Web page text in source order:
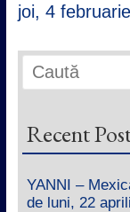
joi, 4 februarie
Recent
YANNI –
de luni, 22